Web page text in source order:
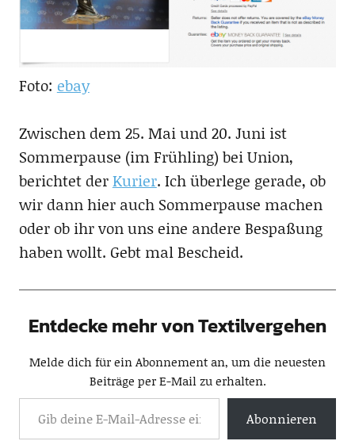
Foto: ebay
Zwischen dem 25. Mai und 20. Juni ist
Sommerpause (im Frühling) bei Union,
berichtet derKurier. Ich überlege gerade, ob
wir dann hier auch Sommerpause machen
oder ob ihr von uns eine andere Bespaßung
haben wollt. Gebt mal Bescheid.
Entdecke mehr von Textilvergehen
Melde dich für ein Abonnement an, um die neuesten
Beiträge per E-Mail zu erhalten.
Abonnieren